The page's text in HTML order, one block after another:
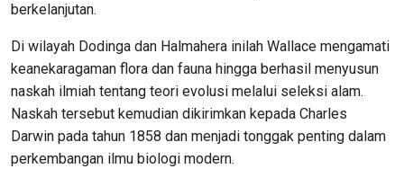
berkelanjutan.
Di wilayah Dodinga dan Halmahera inilah Wallace mengamati
keanekaragaman flora dan fauna hingga berhasil menyusun
naskah ilmiah tentang teori evolusi melalui seleksi alam.
Naskah tersebut kemudian dikirimkan kepada Charles
Darwin pada tahun 1858 dan menjadi tonggak penting dalam
perkembangan ilmu biologi modern.